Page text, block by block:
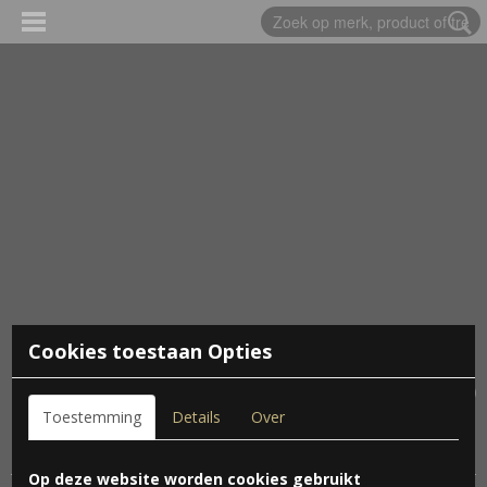
(0)
Cookies toestaan Opties
Toestemming Details Over
Op deze website worden cookies gebruikt